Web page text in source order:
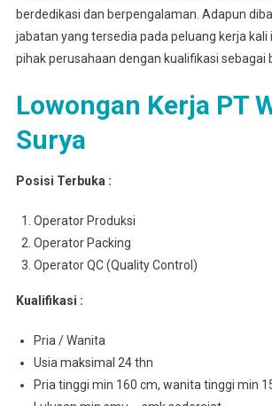
berdedikasi dan berpengalaman. Adapun
jabatan yang tersedia pada peluang kerja kali
pihak perusahaan dengan kualifikasi sebagai
Lowongan Kerja PT
Surya
Posisi Terbuka :
Operator Produksi
Operator Packing
Operator QC (Quality Control)
Kualifikasi :
Pria / Wanita
Usia maksimal 24 thn
Pria tinggi min 160 cm, wanita tinggi min